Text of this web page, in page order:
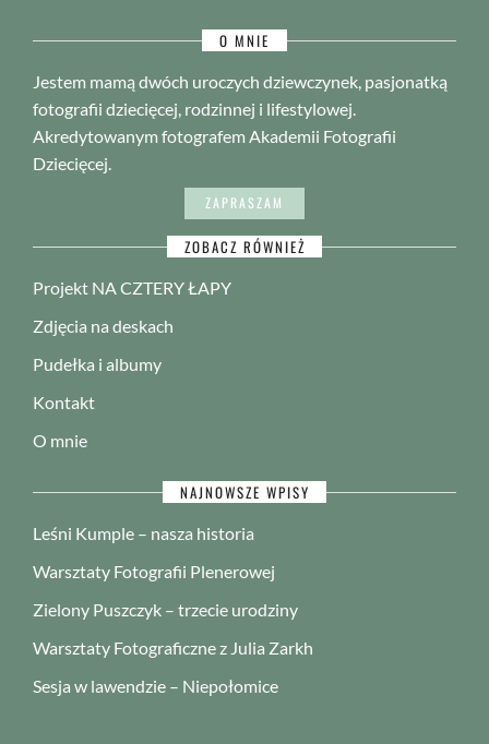
O MNIE
Jestem mamą dwóch uroczych dziewczynek, pasjonatką
fotografii dziecięcej, rodzinnej i lifestylowej.
Akredytowanym fotografem Akademii Fotografii
Dziecięcej.
ZAPRASZAM
ZOBACZ RÓWNIEŻ
Projekt NA CZTERY ŁAPY
Zdjęcia na deskach
Pudełka i albumy
Kontakt
O mnie
NAJNOWSZE WPISY
Leśni Kumple – nasza historia
Warsztaty Fotografii Plenerowej
Zielony Puszczyk – trzecie urodziny
Warsztaty Fotograficzne z Julia Zarkh
Sesja w lawendzie – Niepołomice